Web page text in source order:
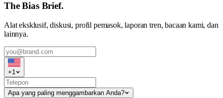
The Bias Brief.
Alat eksklusif, diskusi, profil pemasok, laporan tren, bacaan kami, dan
lainnya.
+1
Apa yang paling menggambarkan Anda?